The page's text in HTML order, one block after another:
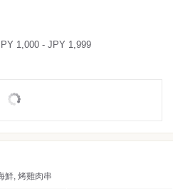
1,000 - JPY 1,999
鮮, 烤雞肉串